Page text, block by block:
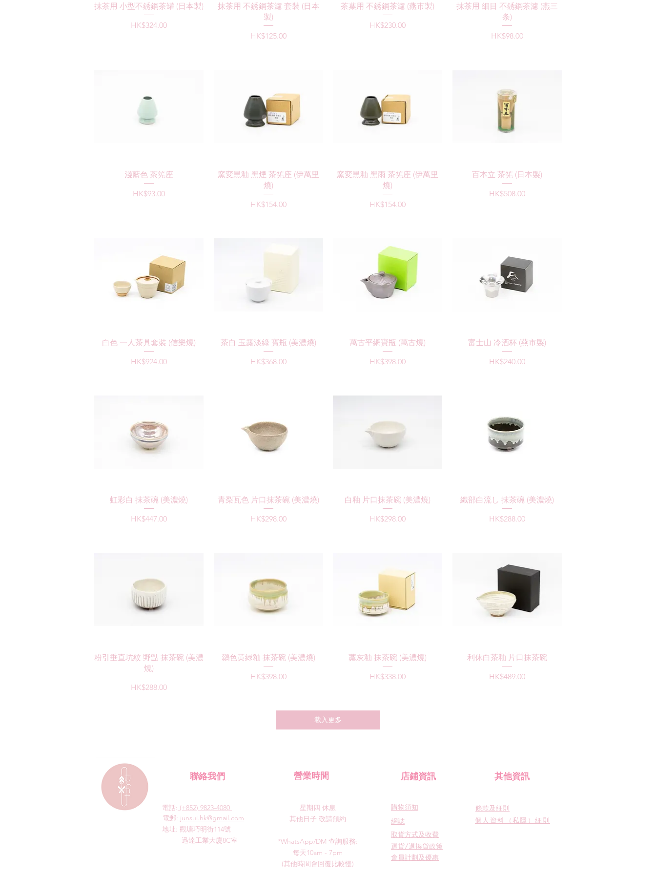
快速瀏覽
抹茶用 小型不銹鋼茶罐 (日本製)
價格
HK$324.00
快速瀏覽
抹茶用 不銹鋼茶濾 套裝 (日本
製)
價格
HK$125.00
快速瀏覽
茶葉用 不銹鋼茶濾 (燕市製)
價格
HK$230.00
快速瀏覽
抹茶用 細目 不銹鋼茶濾 (燕三
条)
價格
HK$98.00
快速瀏覽
淺藍色 茶筅座
價格
HK$93.00
快速瀏覽
窯変黒釉 黑煙 茶筅座 (伊萬里
燒)
價格
HK$154.00
快速瀏覽
窯変黒釉 黑雨 茶筅座 (伊萬里
燒)
價格
HK$154.00
快速瀏覽
百本立 茶筅 (日本製)
價格
HK$508.00
快速瀏覽
白色 一人茶具套裝 (信樂燒)
價格
HK$924.00
快速瀏覽
茶白 玉露淡綠 寶瓶 (美濃燒)
價格
HK$368.00
快速瀏覽
萬古平網寶瓶 (萬古燒)
價格
HK$398.00
快速瀏覽
富士山 冷酒杯 (燕市製)
價格
HK$240.00
快速瀏覽
虹彩白 抹茶碗 (美濃燒)
價格
HK$447.00
快速瀏覽
青梨瓦色 片口抹茶碗 (美濃燒)
價格
HK$298.00
快速瀏覽
白釉 片口抹茶碗 (美濃燒)
價格
HK$298.00
快速瀏覽
織部白流し 抹茶碗 (美濃燒)
價格
HK$288.00
快速瀏覽
粉引垂直坑紋 野點 抹茶碗 (美濃
燒)
價格
HK$288.00
快速瀏覽
鶸色黄緑釉 抹茶碗 (美濃燒)
價格
HK$398.00
快速瀏覽
藁灰釉 抹茶碗 (美濃燒)
價格
HK$338.00
快速瀏覽
利休白茶釉 片口抹茶碗
價格
HK$489.00
載入更多
聯絡我們
電話: (+852) 9823-4080
​電郵: junsui.hk@gmail.com
​地址: 觀塘巧明街114號
迅達工業大廈8C室
​營業時間
星期四 休息
其他日子 敬請預約
*WhatsApp/DM 查詢服務:
每天10am - 7pm
​(其他時間會回覆比較慢)
​店鋪資訊
​購物須知
​網誌
​其他資訊
條款及細則
個人資料（私隱）細則
​取貨方式及收費
退貨/退換貨政策
會員計劃及優惠